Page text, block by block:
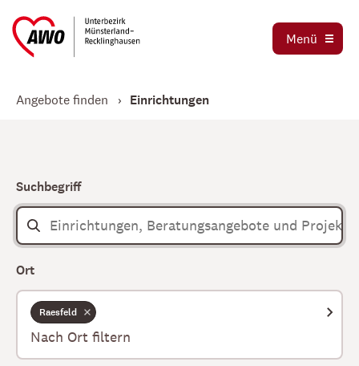
Menü
Organigramm
Betriebsrat
Kooperationen und Kooperationspartner
Ausbildung und Praktika
Angebote finden Einrichtungen
Suchbegriff
Ort
Raesfeld